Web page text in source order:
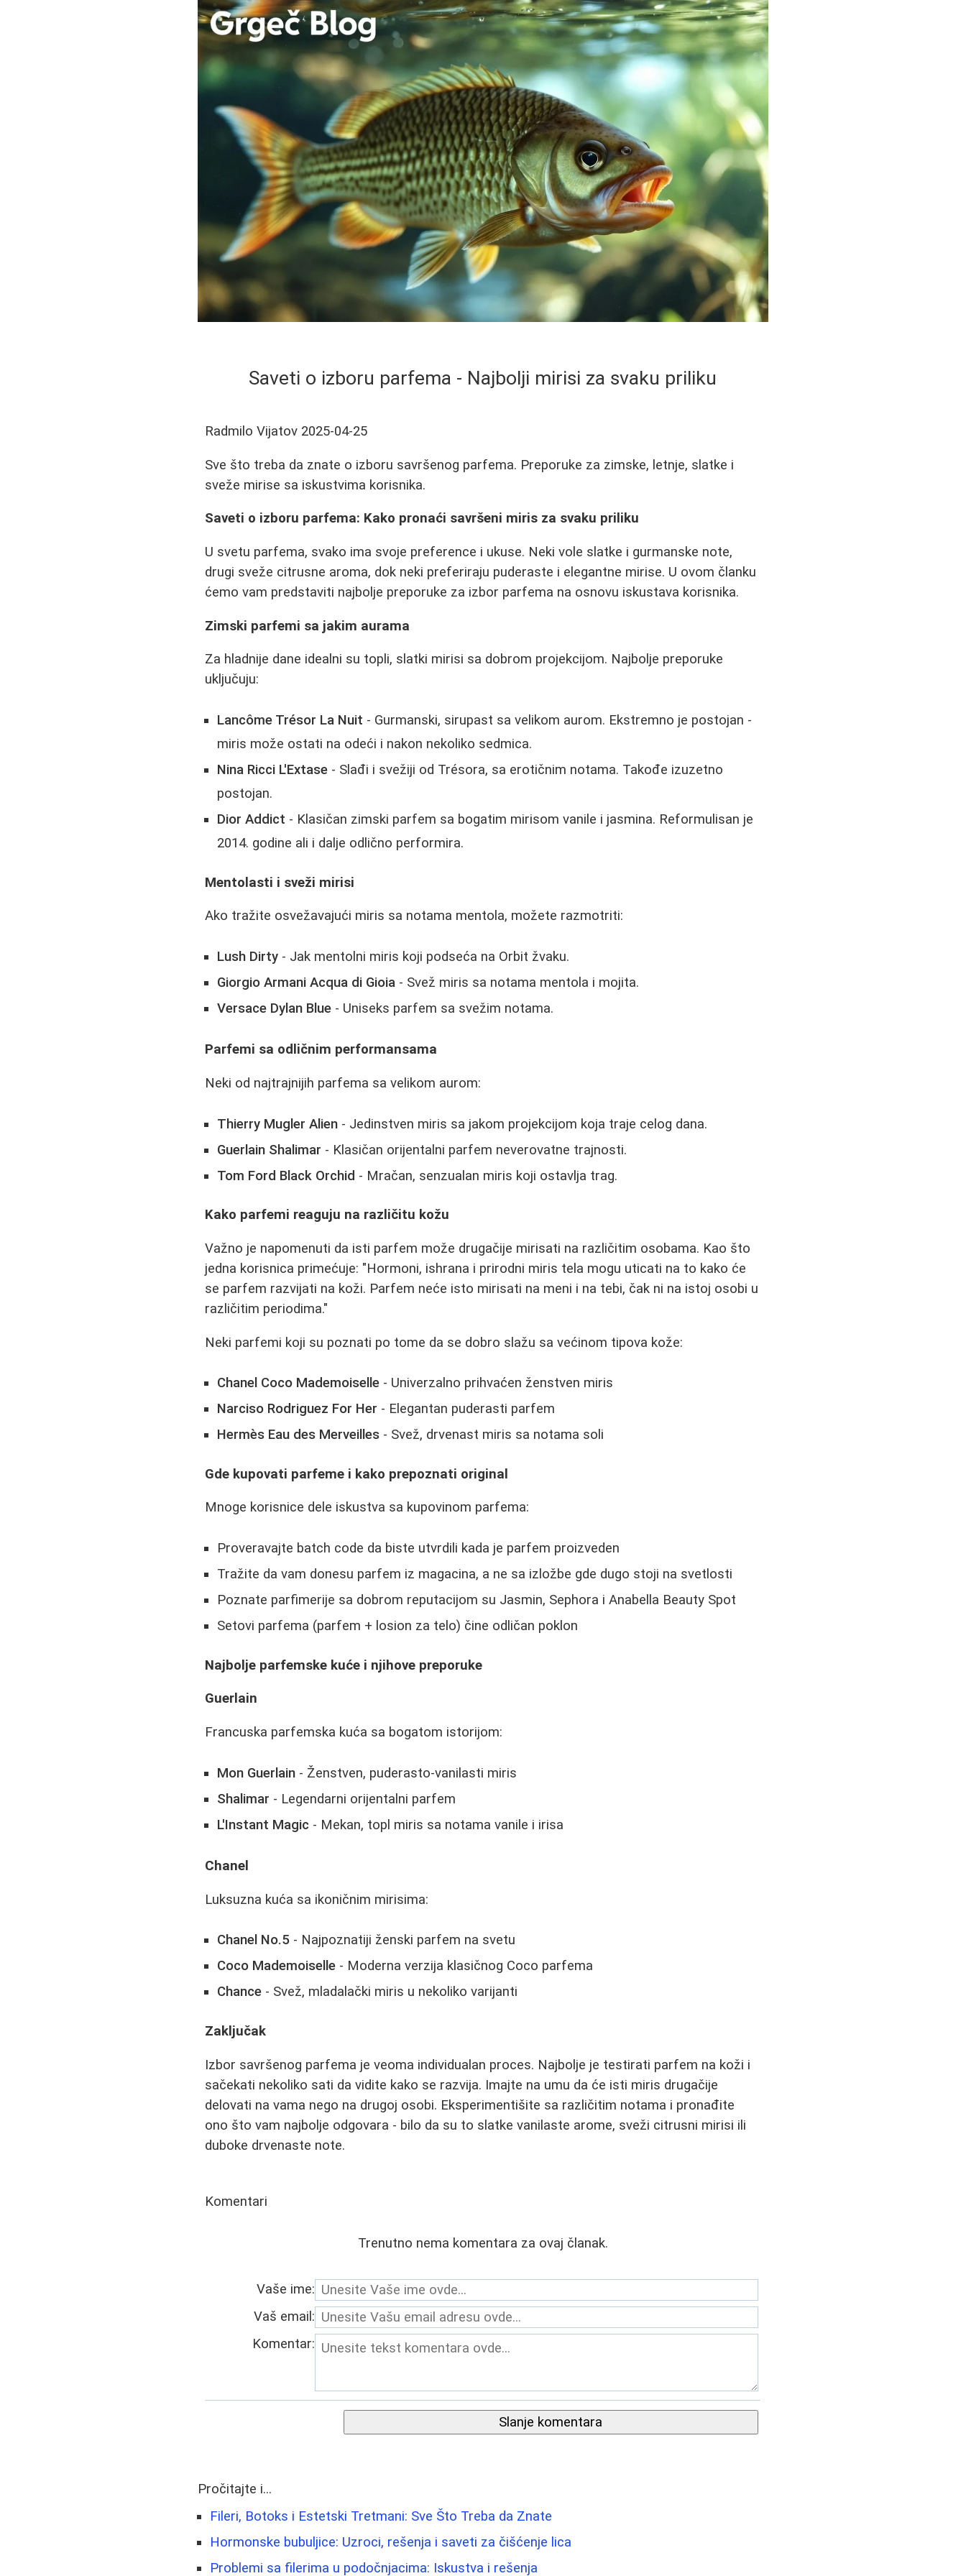
Saveti o izboru parfema - Najbolji mirisi za svaku priliku
Radmilo Vijatov 2025-04-25
Sve što treba da znate o izboru savršenog parfema. Preporuke za zimske, letnje, slatke i
sveže mirise sa iskustvima korisnika.
Saveti o izboru parfema: Kako pronaći savršeni miris za svaku priliku
U svetu parfema, svako ima svoje preference i ukuse. Neki vole slatke i gurmanske note,
drugi sveže citrusne aroma, dok neki preferiraju puderaste i elegantne mirise. U ovom članku
ćemo vam predstaviti najbolje preporuke za izbor parfema na osnovu iskustava korisnika.
Zimski parfemi sa jakim aurama
Za hladnije dane idealni su topli, slatki mirisi sa dobrom projekcijom. Najbolje preporuke
uključuju:
Lancôme Trésor La Nuit - Gurmanski, sirupast sa velikom aurom. Ekstremno je postojan -
miris može ostati na odeći i nakon nekoliko sedmica.
Nina Ricci L'Extase - Slađi i svežiji od Trésora, sa erotičnim notama. Takođe izuzetno
postojan.
Dior Addict - Klasičan zimski parfem sa bogatim mirisom vanile i jasmina. Reformulisan je
2014. godine ali i dalje odlično performira.
Mentolasti i sveži mirisi
Ako tražite osvežavajući miris sa notama mentola, možete razmotriti:
Lush Dirty - Jak mentolni miris koji podseća na Orbit žvaku.
Giorgio Armani Acqua di Gioia - Svež miris sa notama mentola i mojita.
Versace Dylan Blue - Uniseks parfem sa svežim notama.
Parfemi sa odličnim performansama
Neki od najtrajnijih parfema sa velikom aurom:
Thierry Mugler Alien - Jedinstven miris sa jakom projekcijom koja traje celog dana.
Guerlain Shalimar - Klasičan orijentalni parfem neverovatne trajnosti.
Tom Ford Black Orchid - Mračan, senzualan miris koji ostavlja trag.
Kako parfemi reaguju na različitu kožu
Važno je napomenuti da isti parfem može drugačije mirisati na različitim osobama. Kao što
jedna korisnica primećuje: "Hormoni, ishrana i prirodni miris tela mogu uticati na to kako će
se parfem razvijati na koži. Parfem neće isto mirisati na meni i na tebi, čak ni na istoj osobi u
različitim periodima."
Neki parfemi koji su poznati po tome da se dobro slažu sa većinom tipova kože:
Chanel Coco Mademoiselle - Univerzalno prihvaćen ženstven miris
Narciso Rodriguez For Her - Elegantan puderasti parfem
Hermès Eau des Merveilles - Svež, drvenast miris sa notama soli
Gde kupovati parfeme i kako prepoznati original
Mnoge korisnice dele iskustva sa kupovinom parfema:
Proveravajte batch code da biste utvrdili kada je parfem proizveden
Tražite da vam donesu parfem iz magacina, a ne sa izložbe gde dugo stoji na svetlosti
Poznate parfimerije sa dobrom reputacijom su Jasmin, Sephora i Anabella Beauty Spot
Setovi parfema (parfem + losion za telo) čine odličan poklon
Najbolje parfemske kuće i njihove preporuke
Guerlain
Francuska parfemska kuća sa bogatom istorijom:
Mon Guerlain - Ženstven, puderasto-vanilasti miris
Shalimar - Legendarni orijentalni parfem
L'Instant Magic - Mekan, topl miris sa notama vanile i irisa
Chanel
Luksuzna kuća sa ikoničnim mirisima:
Chanel No.5 - Najpoznatiji ženski parfem na svetu
Coco Mademoiselle - Moderna verzija klasičnog Coco parfema
Chance - Svež, mladalački miris u nekoliko varijanti
Zaključak
Izbor savršenog parfema je veoma individualan proces. Najbolje je testirati parfem na koži i
sačekati nekoliko sati da vidite kako se razvija. Imajte na umu da će isti miris drugačije
delovati na vama nego na drugoj osobi. Eksperimentišite sa različitim notama i pronađite
ono što vam najbolje odgovara - bilo da su to slatke vanilaste arome, sveži citrusni mirisi ili
duboke drvenaste note.
Komentari
Trenutno nema komentara za ovaj članak.
Vaše ime:
Vaš email:
Komentar:
Slanje komentara
Pročitajte i...
Fileri, Botoks i Estetski Tretmani: Sve Što Treba da Znate
Hormonske bubuljice: Uzroci, rešenja i saveti za čišćenje lica
Problemi sa filerima u podočnjacima: Iskustva i rešenja